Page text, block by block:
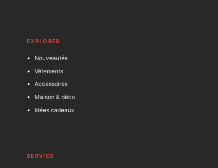
EXPLORER
Nouveautés
Vêtements
Accessoires
Maison & déco
Idées cadeaux
SERVICE